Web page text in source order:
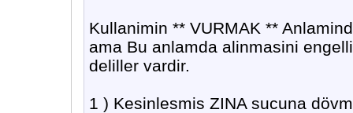
Kullanimin ** VURMAK **
ama Bu anlamda alinmasini
deliller vardir.
1 ) Kesinlesmis ZINA sucuna